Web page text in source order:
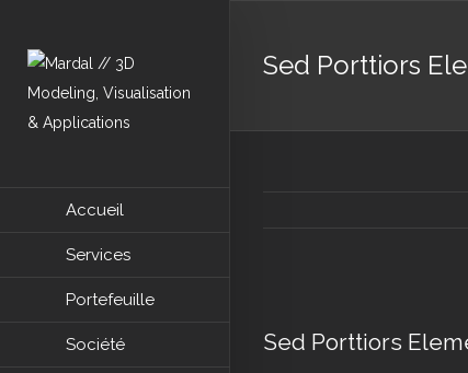
Accueil
Services
Portefeuille
Société
Sed Porttiors
Larger
Sed Porttiors